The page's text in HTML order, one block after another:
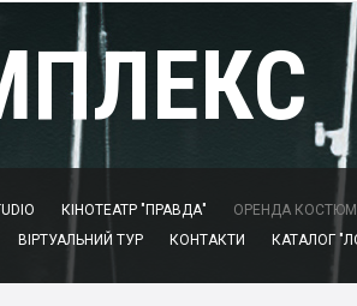
КІНОТЕАТР "ПРАВДА"
ОРЕНДА
ВІРТУАЛЬНИЙ ТУР КОНТАКТИ КАТАЛОГ